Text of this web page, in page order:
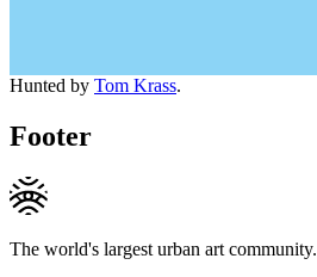
Hunted by Tom Krass.
Footer
The world's largest urban art community.